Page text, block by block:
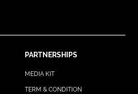
PARTNERSHIPS
MEDIA KIT
TERM & CONDITION